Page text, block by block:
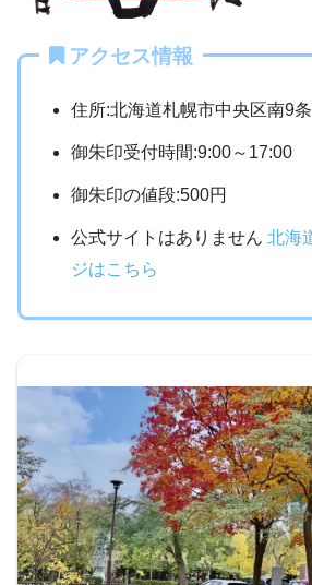
アクセス情報
住所:北海道札幌市中央区南9
御朱印受付時間:9:00～17:00
御朱印の値段:500円
公式サイトはありません北海
ジはこちら